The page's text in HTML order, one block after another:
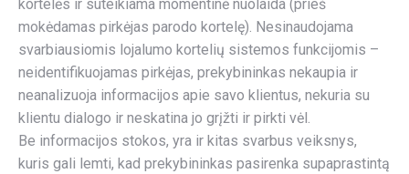
kortelės ir suteikiama momentinė nuolaida (prieš
mokėdamas pirkėjas parodo kortelę). Nesinaudojama
svarbiausiomis lojalumo kortelių sistemos funkcijomis –
neidentifikuojamas pirkėjas, prekybininkas nekaupia ir
neanalizuoja informacijos apie savo klientus, nekuria su
klientu dialogo ir neskatina jo grįžti ir pirkti vėl.
Be informacijos stokos, yra ir kitas svarbus veiksnys,
kuris gali lemti, kad prekybininkas pasirenka supaprastintą